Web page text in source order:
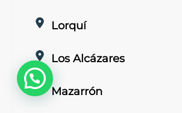
Lorquí
Los Alcázares
Mazarrón